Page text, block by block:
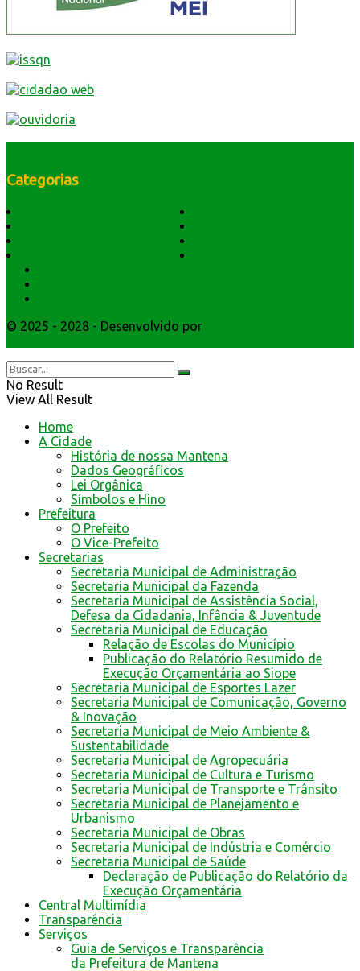
Categorias
© 2025 - 2028 - Desenvolvido por
No Result
View All Result
Home
A Cidade
História de nossa Mantena
Dados Geográficos
Lei Orgânica
Símbolos e Hino
Prefeitura
O Prefeito
O Vice-Prefeito
Secretarias
Secretaria Municipal de Administração
Secretaria Municipal da Fazenda
Secretaria Municipal de Assistência Social,
Defesa da Cidadania, Infância & Juventude
Secretaria Municipal de Educação
Relação de Escolas do Município
Publicação do Relatório Resumido de
Execução Orçamentária ao Siope
Secretaria Municipal de Esportes Lazer
Secretaria Municipal de Comunicação, Governo
& Inovação
Secretaria Municipal de Meio Ambiente &
Sustentabilidade
Secretaria Municipal de Agropecuária
Secretaria Municipal de Cultura e Turismo
Secretaria Municipal de Transporte e Trânsito
Secretaria Municipal de Planejamento e
Urbanismo
Secretaria Municipal de Obras
Secretaria Municipal de Indústria e Comércio
Secretaria Municipal de Saúde
Declaração de Publicação do Relatório da
Execução Orçamentária
Central Multimídia
Transparência
Serviços
Guia de Serviços e Transparência
da Prefeitura de Mantena